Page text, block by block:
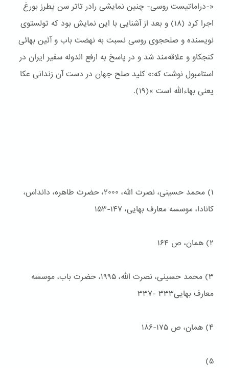
«-دراماتیست روسی- چنین نمایشی رادر تا‌تر سن پطرز بورغ
اجرا کرد (۱۸) و بعد از آشنایی با این نمایش بود که تولستوی
نویسنده و صلحجوی روسی نسبت به نهضت باب و آئین بهائی
کنجکاو و علاقه‌مند شد و در پاسخ به ارفع الدوله سفیر ایران در
استامبول نوشت که:» کلید صلح جهان در دست آن زندانی عکا
یعنی بهاءالله است »(۱۹).
۱) محمد حسینی، نصرت الله، ۲۰۰۰، حضرت طاهره، دانداس،
کانادا، موسسه معارف بهایی، ۱۴۷-۱۵۳
۲) همان، ص ۱۶۴
۳) محمد حسینی، نصرت الله، ۱۹۹۵، حضرت باب، موسسه
معارف بهایی۳۳۳ -۳۳۷
۴) همان، ص ۱۷۵-۱۸۶
۵)